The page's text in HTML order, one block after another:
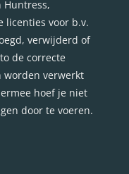
Huntress,
licenties voor b.v.
verwijderd of
de correcte
verwerkt
hoef je niet
door te voeren.